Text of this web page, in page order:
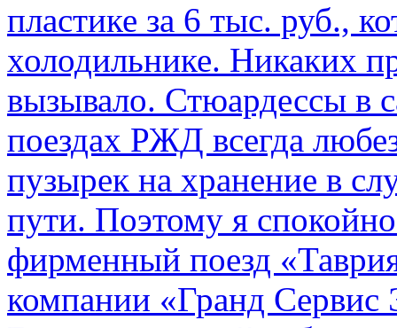
пластике за 6 тыс. руб.,
холодильнике. Никаких
вызывало. Стюардессы в
поездах РЖД всегда
пузырек на хранение в
пути. По­этому я
фирменный поезд
компании «Гранд Сервис